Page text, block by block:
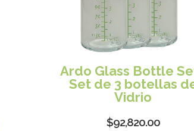
Ardo Glass Bottle
Set de 3 botellas
Vidrio
$92,820.00